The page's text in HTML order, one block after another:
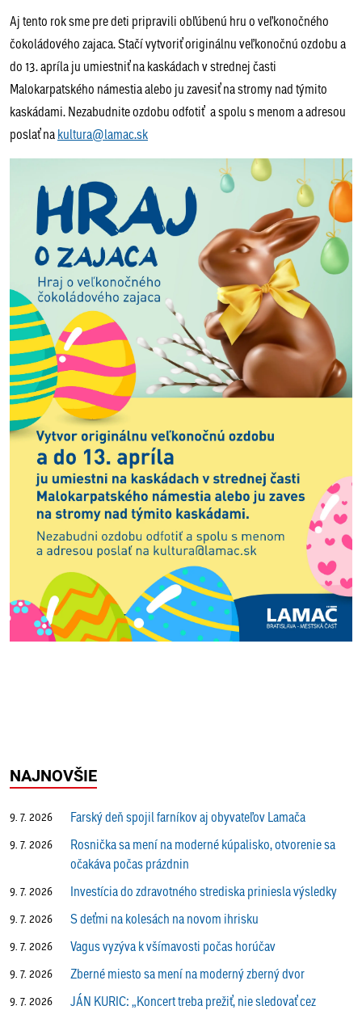
Aj tento rok sme pre deti pripravili obľúbenú hru o veľkonočného
čokoládového zajaca. Stačí vytvoriť originálnu veľkonočnú ozdobu a
do 13. apríla ju umiestniť na kaskádach v strednej časti
Malokarpatského námestia alebo ju zavesiť na stromy nad týmito
kaskádami. Nezabudnite ozdobu odfotiť a spolu s menom a adresou
poslať nakultura@lamac.sk
NAJNOVŠIE
9. 7. 2026 Farský deň spojil farníkov aj obyvateľov Lamača
9. 7. 2026
Rosnička sa mení na moderné kúpalisko, otvorenie sa
očakáva počas prázdnin
9. 7. 2026 Investícia do zdravotného strediska priniesla výsledky
9. 7. 2026 S deťmi na kolesách na novom ihrisku
9. 7. 2026 Vagus vyzýva k všímavosti počas horúčav
9. 7. 2026 Zberné miesto sa mení na moderný zberný dvor
9. 7. 2026
JÁN KURIC: „Koncert treba prežiť, nie sledovať cez